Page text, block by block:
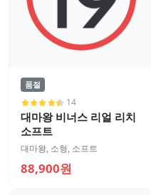
품절
14
대마왕 비너스 리얼 리치
소프트
대마왕, 소형, 소프트
88,900원